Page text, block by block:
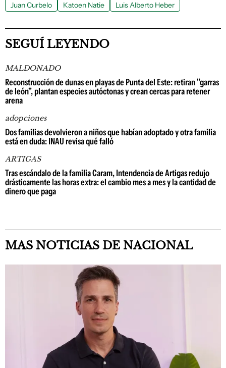
Juan Curbelo Katoen Natie Luis Alberto Heber
SEGUÍ LEYENDO
MALDONADO
Reconstrucción de dunas en playas de Punta del Este: retiran "garras
de león", plantan especies autóctonas y crean cercas para retener
arena
adopciones
Dos familias devolvieron a niños que habían adoptado y otra familia
está en duda: INAU revisa qué falló
ARTIGAS
Tras escándalo de la familia Caram, Intendencia de Artigas redujo
drásticamente las horas extra: el cambio mes a mes y la cantidad de
dinero que paga
MAS NOTICIAS DE NACIONAL